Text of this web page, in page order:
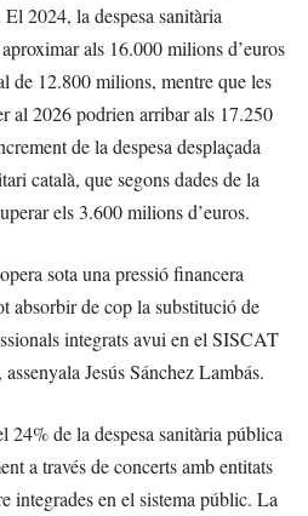
2024, la despesa sanitària
als 16.000 milions d’euros
de 12.800 milions, mentre que les
al 2026 podrien arribar als 17.250
de la despesa desplaçada
català, que segons dades de la
els 3.600 milions d’euros.
sota una pressió financera
absorbir de cop la substitució de
integrats avui en el SISCAT
Jesús Sánchez Lambás.
24% de la despesa sanitària pública
a través de concerts amb entitats
integrades en el sistema públic. La